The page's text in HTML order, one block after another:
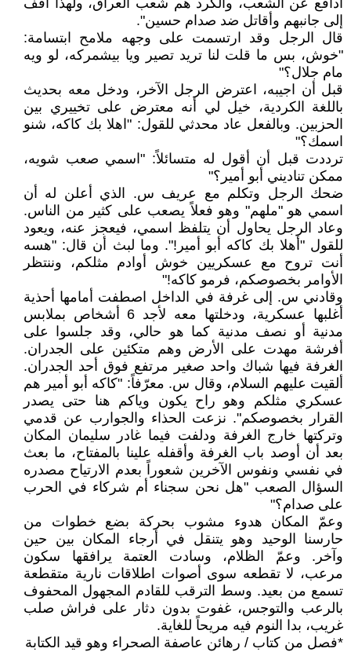
أدافع عن الشعب، والكرد هم شعب العراق، ولهذا أقف
إلى جانبهم وأقاتل ضد صدام حسين".
قال الرجل وقد ارتسمت على وجهه ملامح ابتسامة:
"خوش، بس ما قلت لنا تريد تصير ويا بيشمركه، لو ويه
مام جلال؟"
قبل أن اجيبه، اعترض الرجل الآخر، ودخل معه بحديث
باللغة الكردية، خيل لي أنه معترض على تخييري بين
الحزبين. وبالفعل عاد محدثي للقول: "اهلا بك كاكه، شنو
اسمك؟"
ترددت قبل أن أقول له متسائلاً: "اسمي صعب شويه،
ممكن تناديني أبو أمير؟"
ضحك الرجل وتكلم مع عريف س. الذي أعلن له أن
اسمي هو "ملهم" وهو فعلاً يصعب على كثير من الناس.
وعاد الرجل يحاول أن يتلفظ اسمي، فيعجز عنه، ويعود
للقول "أهلا بك كاكه أبو أمير!". وما لبث أن قال: "هسه
أنت تروح مع عسكريين خوش أوادم مثلكم، وننتظر
الأوامر بخصوصكم، فرمو كاكه!"
وقادني س. إلى غرفة في الداخل اصطفت أمامها أحذية
أغلبها عسكرية، ودخلتها معه لأجد 6 أشخاص بملابس
مدنية أو نصف مدنية كما هو حالي، وقد جلسوا على
أفرشة مهدت على الأرض وهم متكئين على الجدران.
الغرفة فيها شباك واحد صغير مرتفع فوق أحد الجدران.
ألقيت عليهم السلام، وقال س. معرّفاً: "كاكه أبو أمير هم
عسكري مثلكم وهو راح يكون وياكم هنا حتى يصدر
القرار بخصوصكم". نزعت الحذاء والجوارب عن قدمي
وتركتها خارج الغرفة ودلفت فيما غادر سليمان المكان
بعد أن أوصد باب الغرفة وأقفله علينا بالمفتاح، ما بعث
في نفسي ونفوس الآخرين شعوراً بعدم الارتياح مصدره
السؤال الصعب "هل نحن سجناء أم شركاء في الحرب
على صدام؟"
وعمّ المكان هدوء مشوب بحركة بضع خطوات من
حارسنا الوحيد وهو يتنقل في أرجاء المكان بين حين
وآخر. وعمّ الظلام، وسادت العتمة يرافقها سكون
مرعب، لا تقطعه سوى أصوات اطلاقات نارية متقطعة
تسمع من بعيد. وسط الترقب للقادم المجهول المحفوف
بالرعب والتوجس، غفوت بدون دثار على فراش صلب
غريب، بدا النوم فيه مريحاً للغاية.
*فصل من كتاب / رهائن عاصفة الصحراء وهو قيد الكتابة